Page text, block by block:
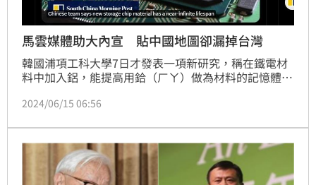
馬雲媒體助大內宣 貼中國地圖卻漏掉台灣
韓國浦項工科大學7日才發表一項新研究，稱在鐵電材
料中加入鋁，能提高用鉿（ㄏㄚ）做為材料的記憶體性
的香港媒體《南華早報》（下稱中媒）報導稱，中國開
無限。先別管新材料可不可行，中媒搭配新聞貼出一張
中國晶片地圖，但其中竟然沒有台灣！恐怕有人要因此
回家吃自己了。
2024/06/15 06:56